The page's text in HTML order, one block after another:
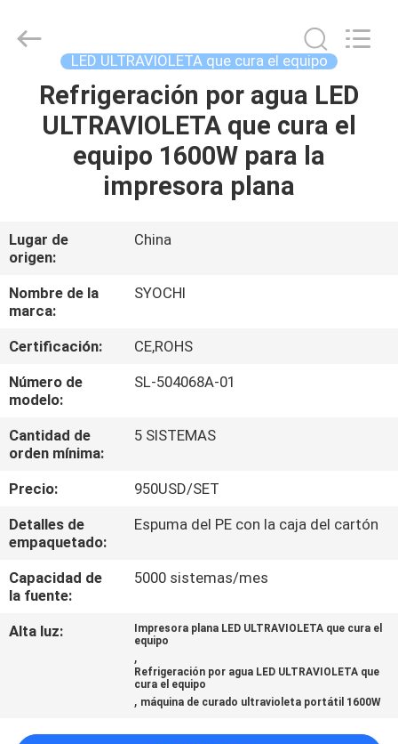
HOGAR
PRODUCTOS
NOSOTROS
VIAJE
DE
LA
FÁBRICA
CONTROL
CALIDAD
ÉNTRENOS
EN
CONTACTO
Syochi
Electronics
LED ULTRAVIOLETA que cura el equipo
Refrigeración por agua LED
ULTRAVIOLETA que cura el
equipo 1600W para la
impresora plana
Lugar de
origen:
China
Nombre de la
marca:
SYOCHI
Certificación:
CE,ROHS
Número de
modelo:
SL-504068A-01
Cantidad de
orden mínima:
5 SISTEMAS
Precio:
950USD/SET
Detalles de
empaquetado:
Espuma del PE con la caja del cartón
Capacidad de
la fuente:
5000 sistemas/mes
Alta luz:
Impresora plana LED ULTRAVIOLETA que cura el
equipo
,
Refrigeración por agua LED ULTRAVIOLETA que
cura el equipo
, máquina de curado ultravioleta portátil 1600W